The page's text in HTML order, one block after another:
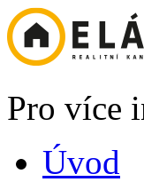
Pro více
Úvod